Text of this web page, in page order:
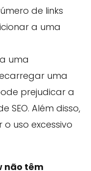
de links
a uma
uma
uma
prejudicar a
SEO. Além disso,
uso excessivo
não têm